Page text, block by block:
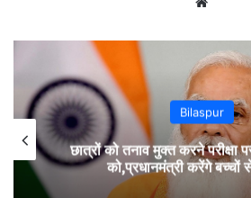
Bilaspur
छात्रों को तनाव मुक्त करने परीक्षा
को,प्रधानमंत्री करेंगे बच्चों